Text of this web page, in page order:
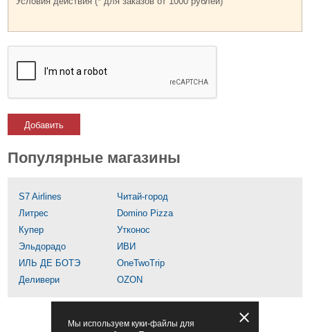
Добавить
Популярные магазины
S7 Airlines
Читай-город
Литрес
Domino Pizza
Купер
Утконос
Эльдорадо
ИВИ
ИЛЬ ДЕ БОТЭ
OneTwoTrip
Деливери
OZON
Мы используем куки-файлы для